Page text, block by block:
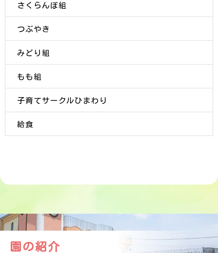
さくらんぼ組
つぶやき
みどり組
もも組
子育てサークルひまわり
給食
園の紹介